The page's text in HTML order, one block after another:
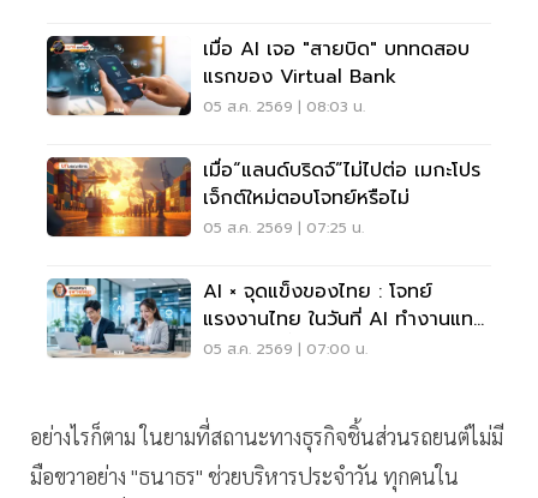
เมื่อ AI เจอ "สายบิด" บททดสอบ
แรกของ Virtual Bank
05 ส.ค. 2569 | 08:03 น.
เมื่อ“แลนด์บริดจ์”ไม่ไปต่อ เมกะโปร
เจ็กต์ใหม่ตอบโจทย์หรือไม่
05 ส.ค. 2569 | 07:25 น.
AI × จุดแข็งของไทย : โจทย์
แรงงานไทย ในวันที่ AI ทำงานแทน
เราได้มากขึ้น
05 ส.ค. 2569 | 07:00 น.
อย่างไรก็ตาม ในยามที่สถานะทางธุรกิจชิ้นส่วนรถยนต์ไม่มี
มือขวาอย่าง "ธนาธร" ช่วยบริหารประจำวัน ทุกคนใน